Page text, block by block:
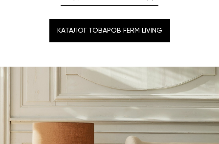
КАТАЛОГ ТОВАРОВ FERM LIVING